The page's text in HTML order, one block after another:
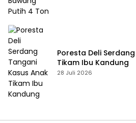
Poresta Deli
Tikam Ibu Kandung
28 Juli 2026